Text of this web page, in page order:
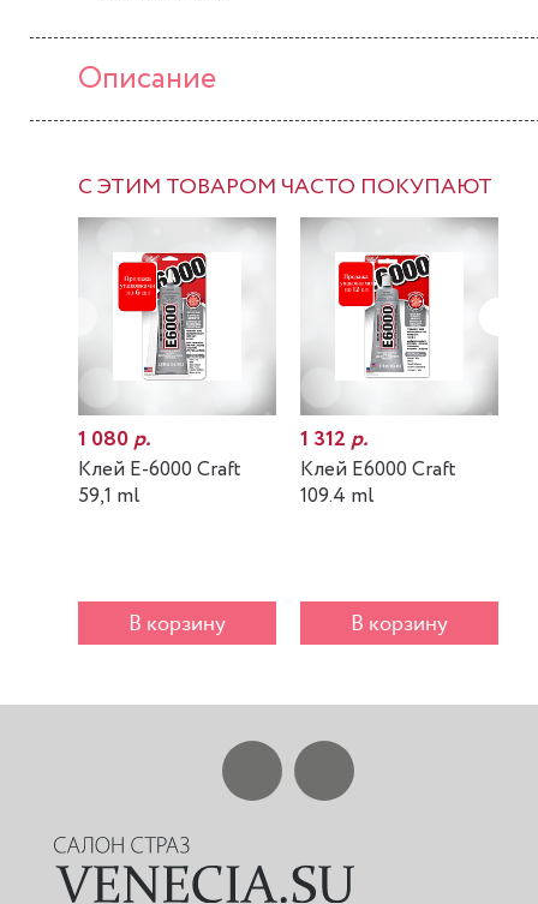
Описание
С ЭТИМ ТОВАРОМ ЧАСТО ПОКУПАЮТ
1 080р.
Клей E-6000 Craft
59,1 ml
В корзину
1 312р.
Клей E6000 Craft
109.4 ml
В корзину